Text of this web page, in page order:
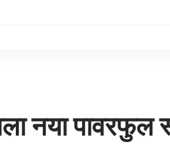
नया पावरफुल